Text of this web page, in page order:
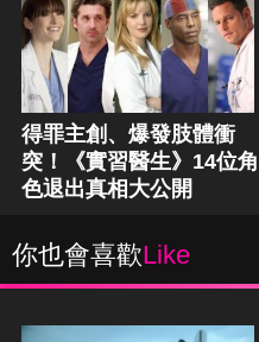
得罪主創、爆發肢體衝
突！《實習醫生》14位角
色退出真相大公開
你也會喜歡Like